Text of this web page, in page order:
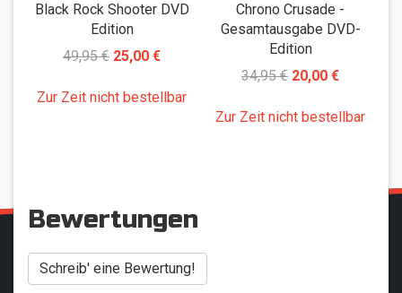
Black Rock Shooter DVD
Edition
49,95 € 25,00 €
Zur Zeit nicht bestellbar
Chrono Crusade -
Gesamtausgabe DVD-
Edition
34,95 € 20,00 €
Zur Zeit nicht bestellbar
Bewertungen
Schreib' eine Bewertung!